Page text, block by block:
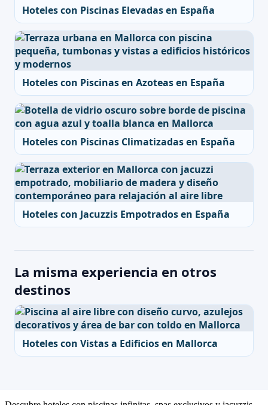
Hoteles con Piscinas Elevadas en España
Hoteles con Piscinas en Azoteas en España
Hoteles con Piscinas Climatizadas en España
Hoteles con Jacuzzis Empotrados en España
La misma experiencia en otros
destinos
Hoteles con Vistas a Edificios en Mallorca